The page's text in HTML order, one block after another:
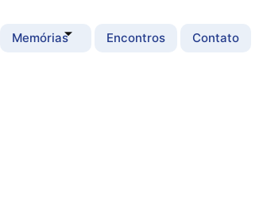
Memórias Encontros Contato